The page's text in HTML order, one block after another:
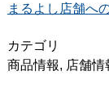
まるよし店舗へ
カテゴリ
商品情報, 店舗情